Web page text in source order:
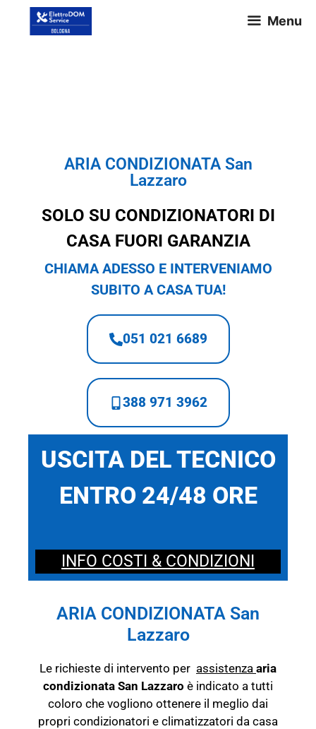
Menu
ARIA CONDIZIONATA San
Lazzaro
SOLO SU CONDIZIONATORI DI
CASA FUORI GARANZIA
CHIAMA ADESSO E INTERVENIAMO
SUBITO A CASA TUA!
051 021 6689
388 971 3962
USCITA DEL TECNICO
ENTRO 24/48 ORE
INFO COSTI & CONDIZIONI
ARIA CONDIZIONATA San
Lazzaro
Le richieste di intervento per assistenza aria
condizionata San Lazzaro è indicato a tutti
coloro che vogliono ottenere il meglio dai
propri condizionatori e climatizzatori da casa